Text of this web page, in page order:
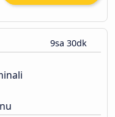
9sa 30dk